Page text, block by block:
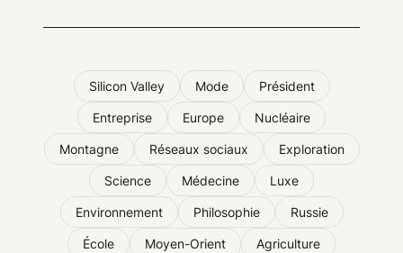
Silicon Valley Mode Président
Entreprise Europe Nucléaire
Montagne Réseaux sociaux Exploration
Science Médecine Luxe
Environnement Philosophie Russie
École Moyen-Orient Agriculture